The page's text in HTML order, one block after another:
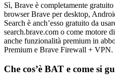
Sì, Brave è completamente
browser Brave per desktop,
Search è anch’esso gratuito da
search.brave.com o come motore
anche funzionalità premium in
Premium e Brave Firewall + VPN.
Che cos’è BAT e come si